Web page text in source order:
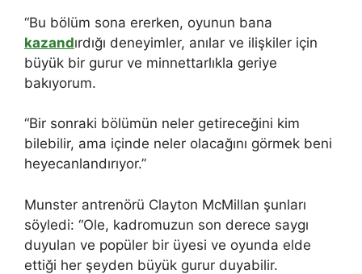
“Bu bölüm sona ererken, oyunun bana
kazandırdığı deneyimler, anılar ve ilişkiler için
büyük bir gurur ve minnettarlıkla geriye
bakıyorum.
“Bir sonraki bölümün neler getireceğini kim
bilebilir, ama içinde neler olacağını görmek beni
heyecanlandırıyor.”
Munster antrenörü Clayton McMillan şunları
söyledi: “Ole, kadromuzun son derece saygı
duyulan ve popüler bir üyesi ve oyunda elde
ettiği her şeyden büyük gurur duyabilir.